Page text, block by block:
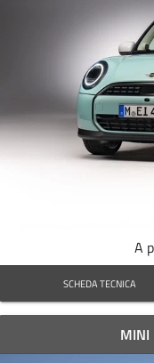
A
SCHEDA TECNICA
MINI